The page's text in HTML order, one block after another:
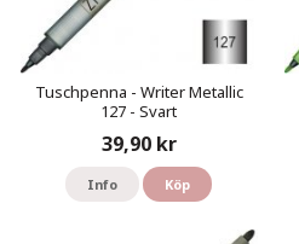
Tuschpenna - Writer Metallic
127 - Svart
39,90 kr
Info Köp